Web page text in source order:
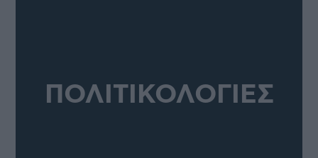
ΠΟΛΙΤΙΚΟΛΟΓΙΕΣ